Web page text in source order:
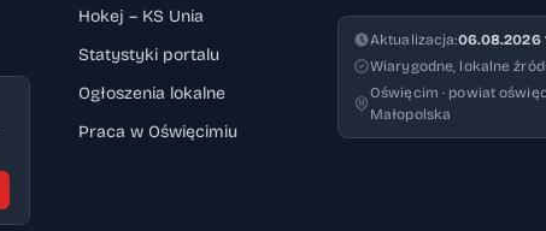
Hokej – KS Unia
Statystyki portalu
Ogłoszenia lokalne
Praca w Oświęcimiu
Aktualizacja:06.08.2026
Wiarygodne, lokalne
Oświęcim · powiat
Małopolska